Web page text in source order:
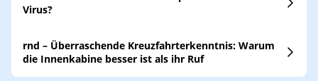
Virus?
rnd – Überraschende Kreuzfahrterkenntnis: Warum
die Innenkabine besser ist als ihr Ruf